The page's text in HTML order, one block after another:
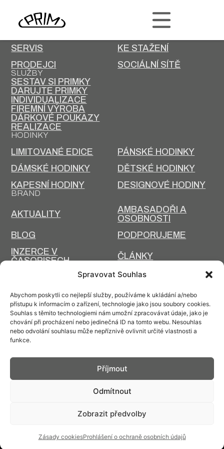
Spravovat Souhlas
Abychom poskytli co nejlepší služby, používáme k ukládání a/nebo
přístupu k informacím o zařízení, technologie jako jsou soubory cookies.
Souhlas s těmito technologiemi nám umožní zpracovávat údaje, jako je
chování při procházení nebo jedinečná ID na tomto webu. Nesouhlas
nebo odvolání souhlasu může nepříznivě ovlivnit určité vlastnosti a
funkce.
Příjmout
Odmítnout
Zobrazit předvolby
Zásady cookiesProhlášení o ochraně osobních údajů
PRIM
KARIÉRA
SERVIS
KE STAŽENÍ
PRODEJCI
SOCIÁLNÍ SÍTĚ
SLUŽBY
SESTAV SI PRIMKY
DARUJTE PRIMKY
INDIVIDUALIZACE
FIREMNÍ VÝROBA
DÁRKOVÉ POUKAZY
REALIZACE
HODINKY
LIMITOVANÉ EDICE
PÁNSKÉ HODINKY
DÁMSKÉ HODINKY
DĚTSKÉ HODINKY
KAPESNÍ HODINY
DESIGNOVÉ HODINY
BRAND
AKTUALITY
AMBASADOŘI A
OSOBNOSTI
BLOG
PODPORUJEME
INZERCE V
ČASOPISECH
ČLÁNKY
VÝROBNÍ
TECHNOLOGIE
DESIGN A VÝROBA
ÚDRŽBA
Kontakt: info@prim.cz
© PRIM2026